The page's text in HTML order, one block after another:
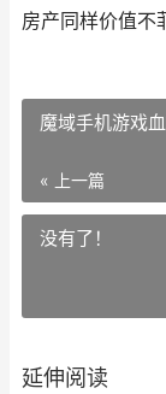
房产同样价值不
魔域手机游戏
« 上一篇
没有了！
延伸阅读